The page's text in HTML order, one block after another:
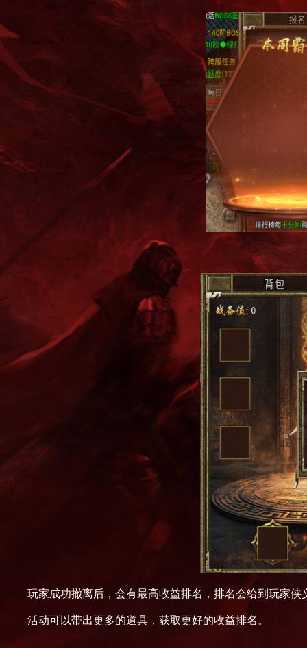
玩家成功撤离后，会有最高收益排名，排名会给到玩家
活动可以带出更多的道具，获取更好的收益排名。